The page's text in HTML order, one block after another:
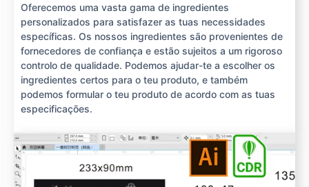
Oferecemos uma vasta gama de ingredientes
personalizados para satisfazer as tuas necessidades
específicas. Os nossos ingredientes são provenientes de
fornecedores de confiança e estão sujeitos a um rigoroso
controlo de qualidade. Podemos ajudar-te a escolher os
ingredientes certos para o teu produto, e também
podemos formular o teu produto de acordo com as tuas
especificações.